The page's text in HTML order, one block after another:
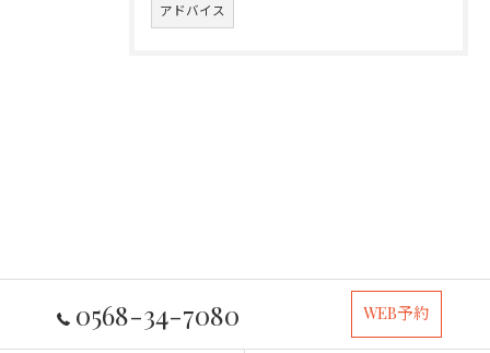
アドバイス
0568-34-7080 WEB予約